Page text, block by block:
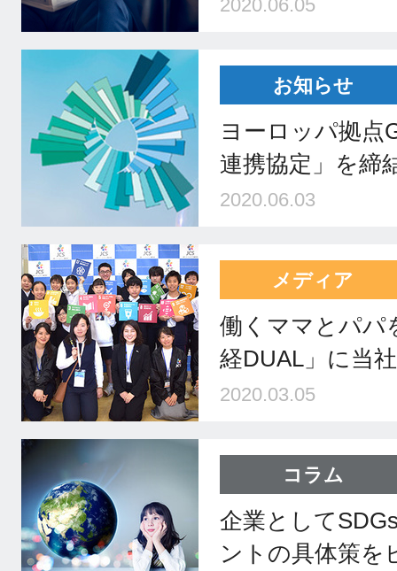
2020.06.05
お知らせ
ヨーロッパ拠点
連携協定」を締
2020.06.03
メディア
働くママとパパ
経DUAL」に当
2020.03.05
コラム
企業として
ントの具体策を